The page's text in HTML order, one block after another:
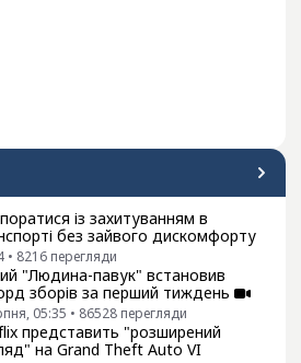
із захитуванням в
без зайвого дискомфорту
• 8216 перегляди
"Людина-павук" встановив
зборів за перший тиждень
05:35 • 86528 перегляди
представить "розширений
на Grand Theft Auto VI